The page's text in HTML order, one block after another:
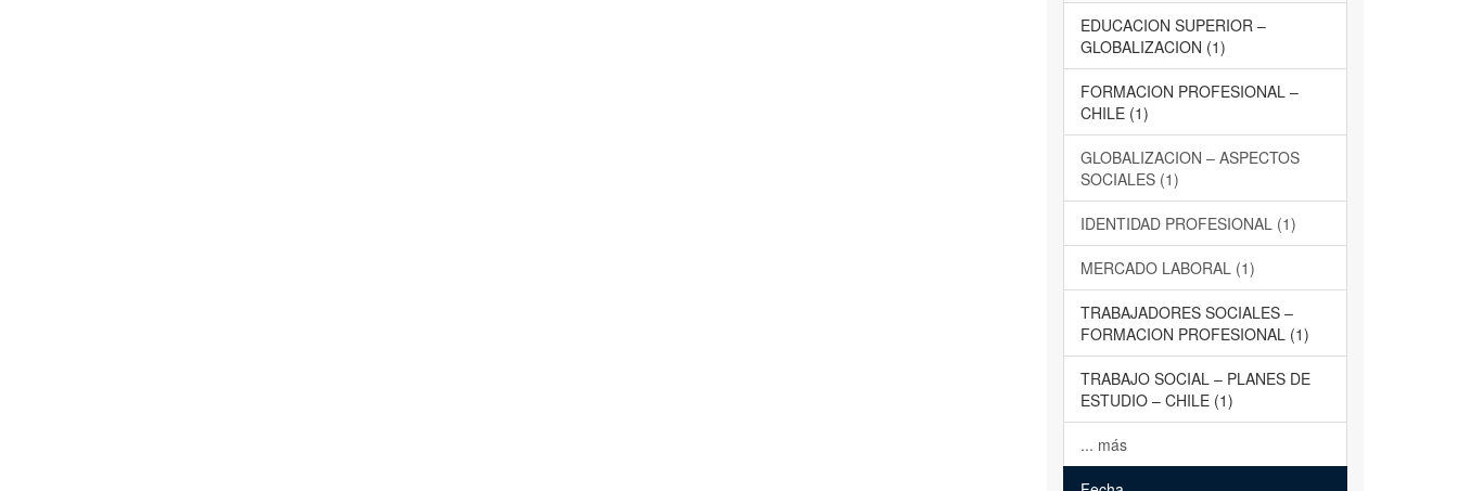
EDUCACION SUPERIOR –
GLOBALIZACION (1)
FORMACION PROFESIONAL –
CHILE (1)
GLOBALIZACION – ASPECTOS
SOCIALES (1)
IDENTIDAD PROFESIONAL (1)
MERCADO LABORAL (1)
TRABAJADORES SOCIALES –
FORMACION PROFESIONAL (1)
TRABAJO SOCIAL – PLANES DE
ESTUDIO – CHILE (1)
... más